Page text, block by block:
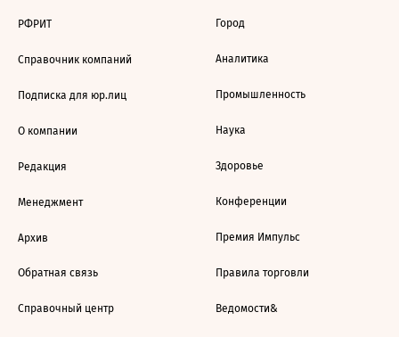
РФРИТ
Справочник компаний
Подписка для юр.лиц
О компании
Редакция
Менеджмент
Архив
Обратная связь
Справочный центр
Город
Аналитика
Промышленность
Наука
Здоровье
Конференции
Премия Импульс
Правила торговли
Ведомости&